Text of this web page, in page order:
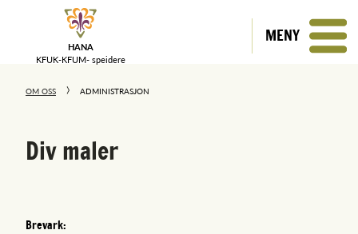
HANA
KFUK-KFUM- speidere
MENY
OM OSS ADMINISTRASJON
Div maler
Brevark: